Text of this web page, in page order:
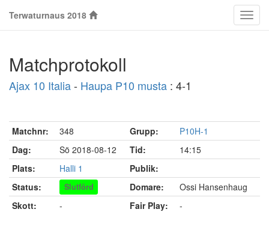
Terwaturnaus 2018
Matchprotokoll
Ajax 10 Italia- Haupa P10 musta : 4-1
Matchnr: 348 Grupp:
P10H-1
Dag:
Sö 2018-08-12 Tid:
14:15
Plats:
Halli 1
Publik:
Status:
Slutförd Domare:
Ossi Hansenhaug
Skott:
- Fair Play: -